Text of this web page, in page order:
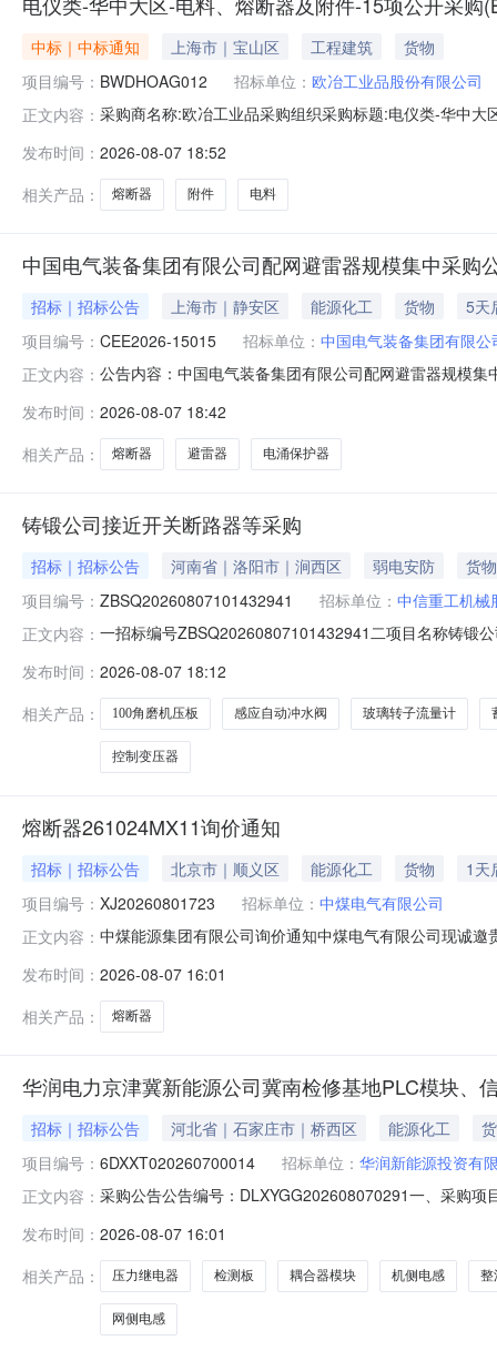
中标｜中标通知 上海市｜宝山区 工程建筑
货物
项目编号： BWDHOAG012 招标单位： 欧冶工业品股份有限公司
正文内容： 采购商名称:欧冶工业品采购组织采购标题:电仪类-华中
发布时间： 2026-08-07 18:52
相关产品：
熔断器 附件 电料
中国电气装备集团有限公司配网避雷器规模集中采购
招标｜招标公告 上海市｜静安区 能源化工 货物
5天
项目编号： CEE2026-15015 招标单位： 中国电气装备集团有限公
正文内容： 公告内容：中国电气装备集团有限公司配网避雷器规模
构。项目已具备招标条件，现对该项目进行公开招标。
治理质量突出问题，推动形成优质优价的
发布时间： 2026-08-07 18:42
相关产品：
熔断器 避雷器 电涌保护器
铸锻公司接近开关断路器等采购
招标｜招标公告 河南省｜洛阳市｜涧西区 弱电安防
货物
项目编号： ZBSQ20260807101432941 招标单位： 中信重工机械
正文内容： 一招标编号ZBSQ20260807101432941二项目名称铸锻
率13%。十一质保期12个月十二报价有效期90天十三联
发布时间： 2026-08-07 18:12
相关产品：
100角磨机压板 感应自动冲水阀 玻璃转子流量计
控制变压器
熔断器261024MX11询价通知
招标｜招标公告 北京市｜顺义区 能源化工 货物
1天
项目编号： XJ20260801723 招标单位： 中煤电气有限公司
正文内容： 中煤能源集团有限公司询价通知中煤电气有限公司现诚
（http://ego.chinacoal.com）后，进行在线通知接收、
发布时间： 2026-08-07 16:01
相关产品：
熔断器
华润电力京津冀新能源公司冀南检修基地PLC模块、
招标｜招标公告 河北省｜石家庄市｜桥西区 能源化工
项目编号： 6DXXT020260700014 招标单位： 华润新能源投资有
正文内容： 采购公告公告编号：DLXYGG202608070291一、采购
等风机备件采购项目（详见清单）；二、供应商资格要
请自行登录守
发布时间： 2026-08-07 16:01
相关产品：
压力继电器 检测板 耦合器模块 机侧电感 整
网侧电感